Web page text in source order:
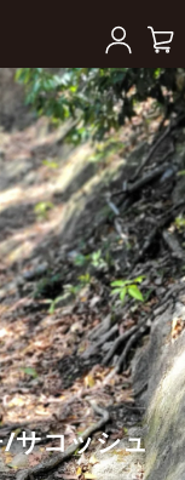
/サコッシュ